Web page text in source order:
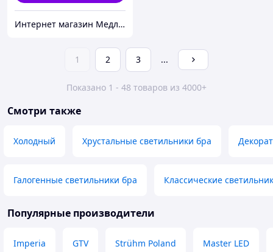
Интернет магазин Медлайф
1 2 3 ...
Показано 1 - 48 товаров из 4000+
Смотри также
Холодный Хрустальные светильники бра
Галогенные светильники бра Классические
Популярные производители
Imperia GTV Strühm Poland Master LED